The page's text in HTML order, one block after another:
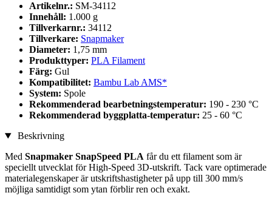
Artikelnr.: SM-34112
Innehåll: 1.000 g
Tillverkarnr.: 34112
Tillverkare: Snapmaker
Diameter: 1,75 mm
Produkttyper: PLA Filament
Färg: Gul
Kompatibilitet: Bambu Lab AMS*
System: Spole
Rekommenderad bearbetningstemperatur: 190 - 230 °C
Rekommenderad byggplatta-temperatur: 25 - 60 °C
Beskrivning
Med Snapmaker SnapSpeed PLA får du ett filament som är
speciellt utvecklat för High-Speed 3D-utskrift. Tack vare optimerade
materialegenskaper är utskriftshastigheter på upp till 300 mm/s
möjliga samtidigt som ytan förblir ren och exakt.